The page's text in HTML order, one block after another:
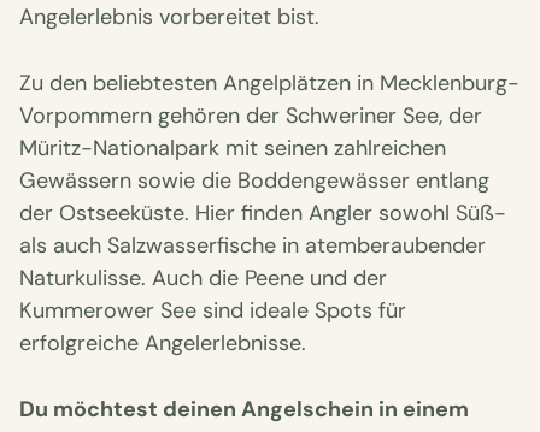
Angelerlebnis vorbereitet bist.
Zu den beliebtesten Angelplätzen in Mecklenburg-
Vorpommern gehören der Schweriner See, der
Müritz-Nationalpark mit seinen zahlreichen
Gewässern sowie die Boddengewässer entlang
der Ostseeküste. Hier finden Angler sowohl Süß-
als auch Salzwasserfische in atemberaubender
Naturkulisse. Auch die Peene und der
Kummerower See sind ideale Spots für
erfolgreiche Angelerlebnisse.
Du möchtest deinen Angelschein in einem